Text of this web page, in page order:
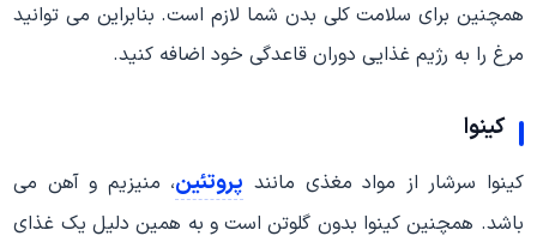
همچنین برای سلامت کلی بدن شما لازم است. بنابراین می توانید
مرغ را به رژیم غذایی دوران قاعدگی خود اضافه کنید.
کینوا
کینوا سرشار از مواد مغذی مانند پروتئین، منیزیم و آهن می
باشد. همچنین کینوا بدون گلوتن است و به همین دلیل یک غذای